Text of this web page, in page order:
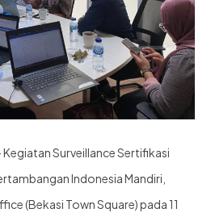
Surveillance Sertifikasi
Indonesia Mandiri,
(Bekasi Town Square) pada 11